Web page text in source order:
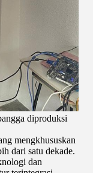
diproduksi
mengkhususkan
dari satu dekade.
dan